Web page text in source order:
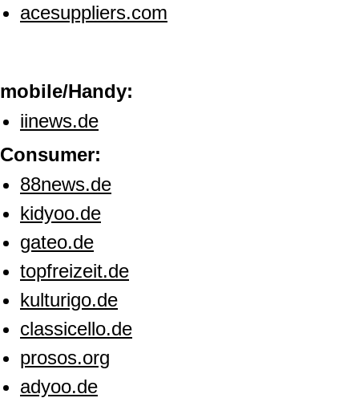
acesuppliers.com
mobile/Handy:
iinews.de
Consumer:
88news.de
kidyoo.de
gateo.de
topfreizeit.de
kulturigo.de
classicello.de
prosos.org
adyoo.de